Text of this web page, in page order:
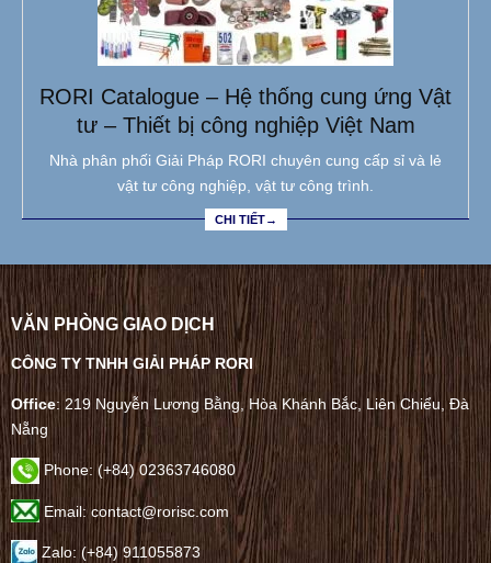
RORI Catalogue – Hệ thống cung ứng Vật
tư – Thiết bị công nghiệp Việt Nam
Nhà phân phối Giải Pháp RORI chuyên cung cấp sỉ và lẻ
vật tư công nghiệp, vật tư công trình.
CHI TIẾT→
VĂN PHÒNG GIAO DỊCH
CÔNG TY TNHH GIẢI PHÁP RORI
Office: 219 Nguyễn Lương Bằng, Hòa Khánh Bắc, Liên Chiểu, Đà
Nẵng
Phone:(+84) 02363746080
Email: contact@rorisc.com
Zalo: (+84) 911055873